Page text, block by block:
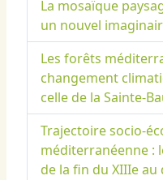
La mosaïque
un nouvel
Les forêts
changement
celle de la Sainte-
Trajectoire socio-
méditerranéenne :
de la fin du XIIIe au